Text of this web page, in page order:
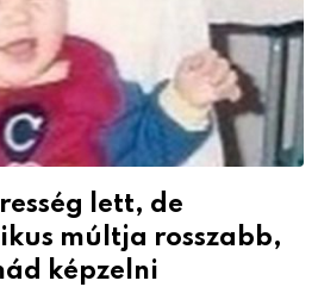
lett, de
múltja rosszabb,
képzelni